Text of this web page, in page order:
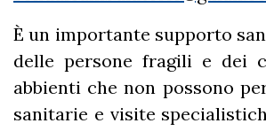
È un importante supporto
delle persone fragili e dei
abbienti che non possono
sanitarie e visite